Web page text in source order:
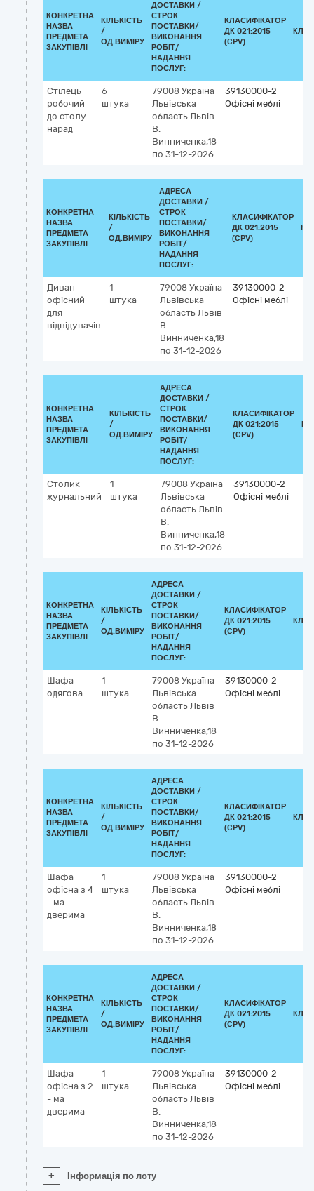
КОНКРЕТНА
НАЗВА
ПРЕДМЕТА
ЗАКУПІВЛІ
КІЛЬКІСТЬ
/
ОД.ВИМІРУ
ДОСТАВКИ /
СТРОК
ПОСТАВКИ/
ВИКОНАННЯ
РОБІТ/
НАДАННЯ
ПОСЛУГ:
КЛАСИФІКАТОР
ДК 021:2015
(CPV)
Стілець
робочий
до столу
нарад
6
штука
79008 Україна
Львівська
область Львів
В.
Винниченка,18
по 31-12-2026
39130000-2
Офісні меблі
КОНКРЕТНА
НАЗВА
ПРЕДМЕТА
ЗАКУПІВЛІ
КІЛЬКІСТЬ
/
ОД.ВИМІРУ
АДРЕСА
ДОСТАВКИ /
СТРОК
ПОСТАВКИ/
ВИКОНАННЯ
РОБІТ/
НАДАННЯ
ПОСЛУГ:
КЛАСИФІКАТОР
ДК 021:2015
(CPV)
Диван
офісний
для
відвідувачів
1
штука
79008 Україна
Львівська
область Львів
В.
Винниченка,18
по 31-12-2026
39130000-2
Офісні меблі
КОНКРЕТНА
НАЗВА
ПРЕДМЕТА
ЗАКУПІВЛІ
КІЛЬКІСТЬ
/
ОД.ВИМІРУ
АДРЕСА
ДОСТАВКИ /
СТРОК
ПОСТАВКИ/
ВИКОНАННЯ
РОБІТ/
НАДАННЯ
ПОСЛУГ:
КЛАСИФІКАТОР
ДК 021:2015
(CPV)
Столик
журнальний
1
штука
79008 Україна
Львівська
область Львів
В.
Винниченка,18
по 31-12-2026
39130000-2
Офісні меблі
КОНКРЕТНА
НАЗВА
ПРЕДМЕТА
ЗАКУПІВЛІ
КІЛЬКІСТЬ
/
ОД.ВИМІРУ
АДРЕСА
ДОСТАВКИ /
СТРОК
ПОСТАВКИ/
ВИКОНАННЯ
РОБІТ/
НАДАННЯ
ПОСЛУГ:
КЛАСИФІКАТОР
ДК 021:2015
(CPV)
Шафа
одягова
1
штука
79008 Україна
Львівська
область Львів
В.
Винниченка,18
по 31-12-2026
39130000-2
Офісні меблі
КОНКРЕТНА
НАЗВА
ПРЕДМЕТА
ЗАКУПІВЛІ
КІЛЬКІСТЬ
/
ОД.ВИМІРУ
АДРЕСА
ДОСТАВКИ /
СТРОК
ПОСТАВКИ/
ВИКОНАННЯ
РОБІТ/
НАДАННЯ
ПОСЛУГ:
КЛАСИФІКАТОР
ДК 021:2015
(CPV)
Шафа
офісна з 4
- ма
дверима
1
штука
79008 Україна
Львівська
область Львів
В.
Винниченка,18
по 31-12-2026
39130000-2
Офісні меблі
КОНКРЕТНА
НАЗВА
ПРЕДМЕТА
ЗАКУПІВЛІ
КІЛЬКІСТЬ
/
ОД.ВИМІРУ
АДРЕСА
ДОСТАВКИ /
СТРОК
ПОСТАВКИ/
ВИКОНАННЯ
РОБІТ/
НАДАННЯ
ПОСЛУГ:
КЛАСИФІКАТОР
ДК 021:2015
(CPV)
Шафа
офісна з 2
- ма
дверима
1
штука
79008 Україна
Львівська
область Львів
В.
Винниченка,18
по 31-12-2026
39130000-2
Офісні меблі
+ Інформація по лоту